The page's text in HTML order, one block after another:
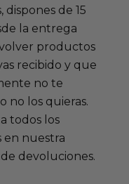
dispones de 15
la entrega
productos
recibido y que
no te
no los quieras.
todos los
en nuestra
devoluciones.